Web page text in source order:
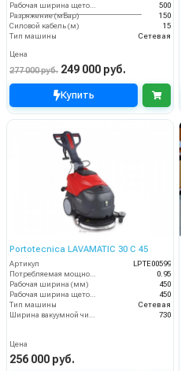
500
Разряжение (мБар)
150
Силовой кабель (м)
15
Тип машины
Сетевая
Цена
277 000 руб. 249 000 руб.
Купить
Portotecnica LAVAMATIC 30 С 45
Артикул
LPTE00599
0.95
Рабочая ширина (мм)
450
450
Тип машины
Сетевая
730
Цена
256 000 руб.